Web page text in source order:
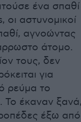
ένα σπαθί
αστυνομικοί
αγνοώντας
άτομο.
τους, δεν
για
ρεύμα το
Το έκαναν
έξω από